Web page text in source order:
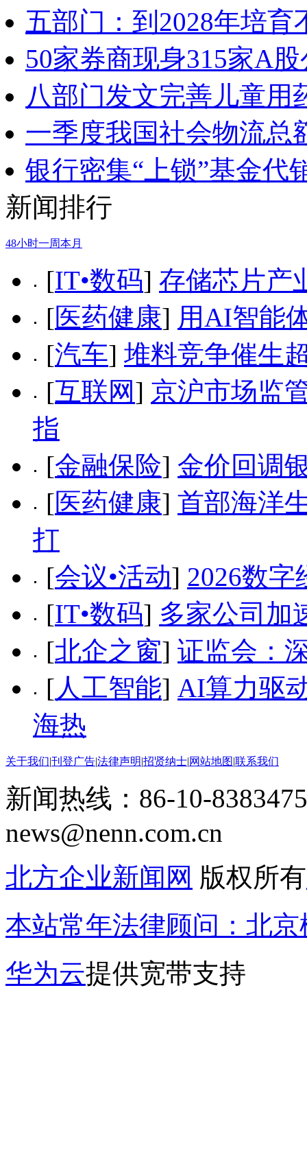
五部门：到2028年培
50家券商现身315家A
八部门发文完善儿童用
一季度我国社会物流总
银行密集“上锁”基金代
新闻排行
48小时一周本月
[IT•数码] 存储芯片产
[医药健康] 用AI智能
[汽车] 堆料竞争催生
[互联网] 京沪市场监
指
[金融保险] 金价回调
[医药健康] 首部海洋
打
[会议•活动] 2026数字
[IT•数码] 多家公司加
[北企之窗] 证监会：
[人工智能] AI算力驱
海热
关于我们|刊登广告|法律声明|招贤纳士|网站地图|联系我们
新闻热线：86-10-
news@nenn.com.cn
北方企业新闻网 版权所有
本站常年法律顾问：北
华为云提供宽带支持